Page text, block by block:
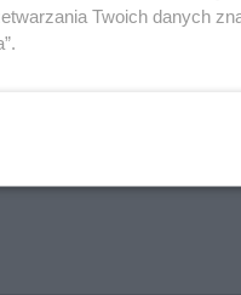
ich starcia z policją są szeroko
Palestyńczyków
Twoich danych